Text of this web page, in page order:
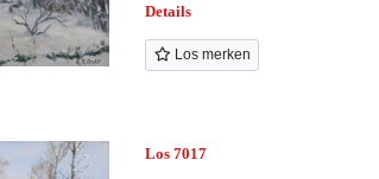
Details
Los merken
Los 7017